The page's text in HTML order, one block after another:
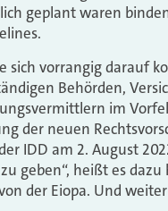
geplant waren
sich vorrangig darauf
Behörden,
im
der neuen
IDD am 2. August
geben“, heißt es dazu
der Eiopa. Und